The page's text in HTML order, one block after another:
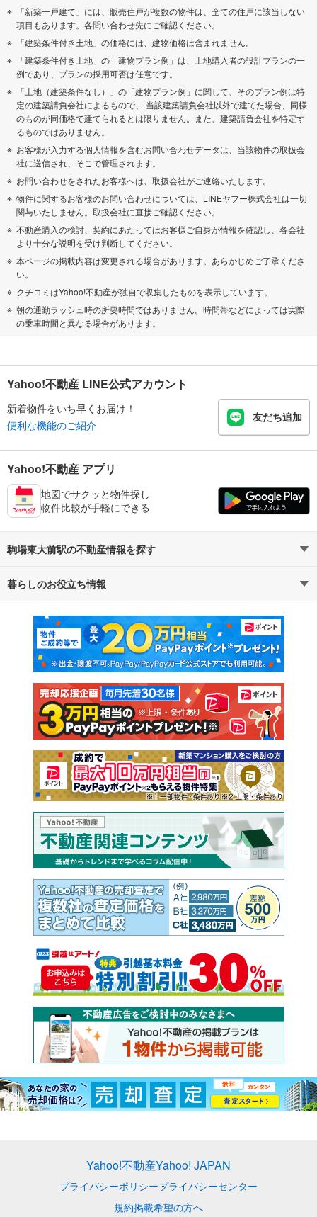
「新築一戸建て」には、販売住戸が複数の物件は、全ての住戸に該当しない
項目もあります。各問い合わせ先にご確認ください。
「建築条件付き土地」の価格には、建物価格は含まれません。
「建築条件付き土地」の「建物プラン例」は、土地購入者の設計プランの一
例であり、プランの採用可否は任意です。
「土地（建築条件なし）」の「建物プラン例」に関して、そのプラン例は特
定の建築請負会社によるもので、 当該建築請負会社以外で建てた場合、同様
のものが同価格で建てられるとは限りません。また、建築請負会社を特定す
るものではありません。
お客様が入力する個人情報を含むお問い合わせデータは、当該物件の取扱会
社に送信され、そこで管理されます。
お問い合わせをされたお客様へは、取扱会社がご連絡いたします。
物件に関するお客様のお問い合わせについては、LINEヤフー株式会社は一切
関与いたしません。取扱会社に直接ご確認ください。
不動産購入の検討、契約にあたってはお客様ご自身が情報を確認し、各会社
より十分な説明を受け判断してください。
本ページの掲載内容は変更される場合があります。あらかじめご了承くださ
い。
クチコミはYahoo!不動産が独自で収集したものを表示しています。
朝の通勤ラッシュ時の所要時間ではありません。時間帯などによっては実際
の乗車時間と異なる場合があります。
Yahoo!不動産 LINE公式アカウント
新着物件をいち早くお届け！
便利な機能のご紹介
友だち追加
Yahoo!不動産 アプリ
地図でサクッと物件探し
物件比較が手軽にできる
駒場東大前駅の不動産情報を探す
不動産・住宅
新築マンション 中古マンション
新築一戸建て 中古一戸建て
注文住宅 土地
売却査定
暮らしのお役立ち情報
マンションカタログ 教えて！住まいの先生
Yahoo!不動産Yahoo! JAPAN
プライバシーポリシープライバシーセンター
規約掲載希望の方へ